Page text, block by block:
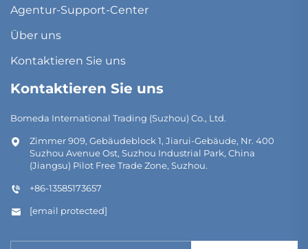
Agentur-Support-Center
Über uns
Kontaktieren Sie uns
Kontaktieren Sie uns
Bomeda International Trading (Suzhou) Co., Ltd.
Zimmer 909, Gebäudeblock 1, Jiarui-Gebäude, Nr. 400
Suzhou Avenue Ost, Suzhou Industrial Park, China
(Jiangsu) Pilot Free Trade Zone, Suzhou.
+86-13585173657
[email protected]